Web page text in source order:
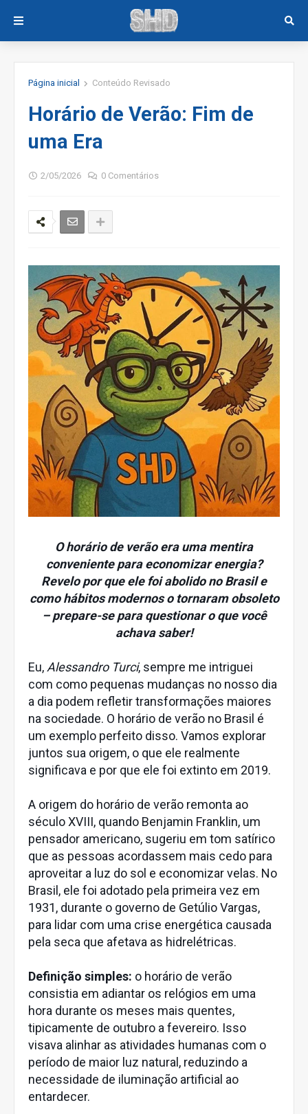
Página inicial Conteúdo Revisado
Horário de Verão: Fim de
uma Era
2/05/2026 0 Comentários
O horário de verão era uma mentira
conveniente para economizar energia?
Revelo por que ele foi abolido no Brasil e
como hábitos modernos o tornaram obsoleto
– prepare-se para questionar o que você
achava saber!
Eu, Alessandro Turci, sempre me intriguei
com como pequenas mudanças no nosso dia
a dia podem refletir transformações maiores
na sociedade. O horário de verão no Brasil é
um exemplo perfeito disso. Vamos explorar
juntos sua origem, o que ele realmente
significava e por que ele foi extinto em 2019.
A origem do horário de verão remonta ao
século XVIII, quando Benjamin Franklin, um
pensador americano, sugeriu em tom satírico
que as pessoas acordassem mais cedo para
aproveitar a luz do sol e economizar velas. No
Brasil, ele foi adotado pela primeira vez em
1931, durante o governo de Getúlio Vargas,
para lidar com uma crise energética causada
pela seca que afetava as hidrelétricas.
Definição simples: o horário de verão
consistia em adiantar os relógios em uma
hora durante os meses mais quentes,
tipicamente de outubro a fevereiro. Isso
visava alinhar as atividades humanas com o
período de maior luz natural, reduzindo a
necessidade de iluminação artificial ao
entardecer.